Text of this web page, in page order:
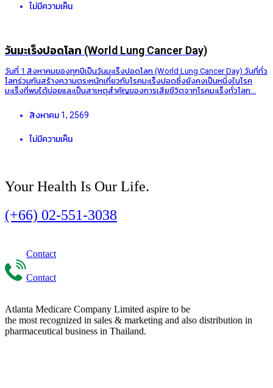
ไม่มีความเห็น
วันมะเร็งปอดโลก (World Lung Cancer Day)
วันที่ 1 สิงหาคมของทุกปีเป็นวันมะเร็งปอดโลก (World Lung Cancer Day) วันที่ทั่ว
โลกร่วมกันสร้างความตระหนักเกี่ยวกับโรคมะเร็งปอดซึ่งยังคงเป็นหนึ่งในโรค
มะเร็งที่พบได้บ่อยและเป็นสาเหตุสำคัญของการเสียชีวิตจากโรคมะเร็งทั่วโลก...
สิงหาคม 1, 2569
ไม่มีความเห็น
Your Health Is Our Life.
(+66) 02-551-3038
Contact
Contact
Atlanta Medicare Company Limited aspire to be
the most recognized in sales & marketing and also distribution in
pharmaceutical business in Thailand.